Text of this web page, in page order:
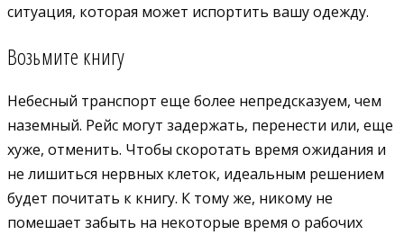
ситуация, которая может испортить вашу одежду.
Возьмите книгу
Небесный транспорт еще более непредсказуем, чем
наземный. Рейс могут задержать, перенести или, еще
хуже, отменить. Чтобы скоротать время ожидания и
не лишиться нервных клеток, идеальным решением
будет почитать к книгу. К тому же, никому не
помешает забыть на некоторые время о рабочих